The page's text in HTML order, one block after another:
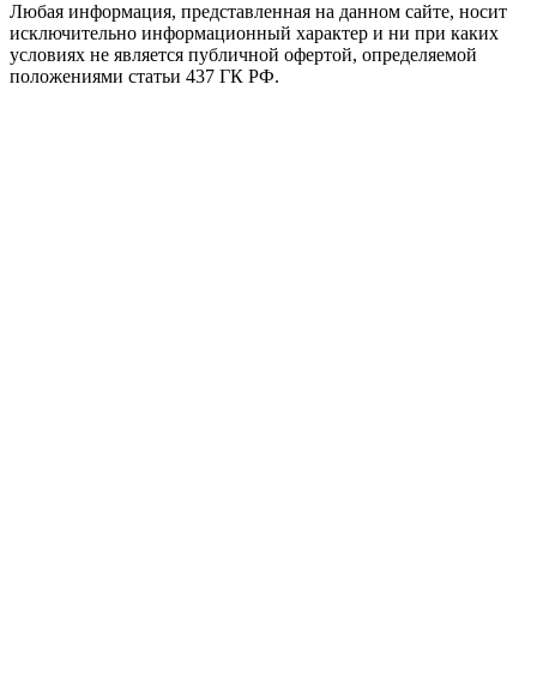
Любая информация, представленная на данном сайте, носит
исключительно информационный характер и ни при каких
условиях не является публичной офертой, определяемой
положениями статьи 437 ГК РФ.